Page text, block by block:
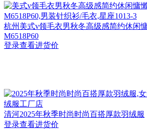
杭州 美式v领毛衣男秋冬高级感简约休闲
M6518P60
登录查看进货价
清河2025年秋季时尚时尚百搭厚款羽绒服
登录查看进货价